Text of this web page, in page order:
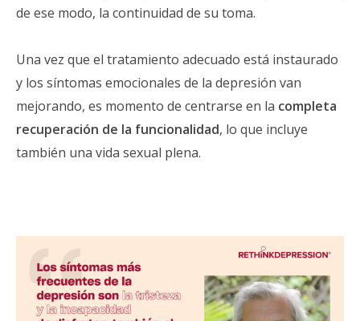
de ese modo, la continuidad de su toma.
Una vez que el tratamiento adecuado está instaurado
y los síntomas emocionales de la depresión van
mejorando, es momento de centrarse en la completa
recuperación de la funcionalidad, lo que incluye
también una vida sexual plena.